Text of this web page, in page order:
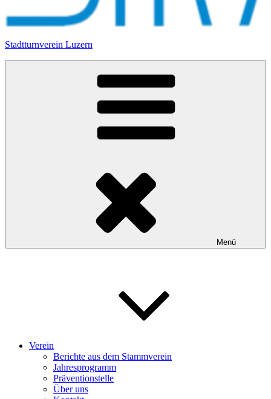
Stadtturnverein Luzern
Menü
Verein
Berichte aus dem Stammverein
Jahresprogramm
Präventionstelle
Über uns